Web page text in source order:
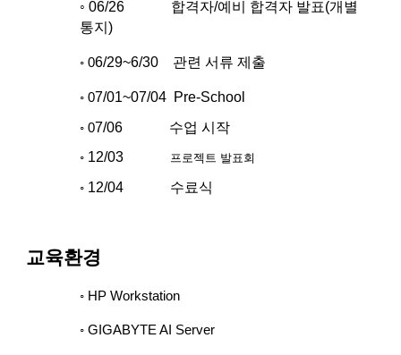
◦ 06/26 합격자/예비 합격자 발표(개별
통지)
◦ 06/29~6/30 관련 서류 제출
◦ 07/01~07/04 Pre-School
◦ 07/06 수업 시작
◦ 12/03 프로젝트 발표회
◦ 12/04 수료식
교육환경
◦ HP Workstation
◦ GIGABYTE AI Server